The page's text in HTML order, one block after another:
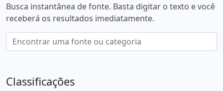
Busca instantânea de fonte. Basta digitar o texto e você
receberá os resultados imediatamente.
Classificações